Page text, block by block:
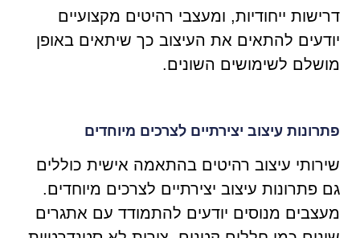
דרישות ייחודיות, ומעצבי רהיטים מקצועיים
יודעים להתאים את העיצוב כך שיתאים באופן
מושלם לשימושים השונים.
פתרונות עיצוב יצירתיים לצרכים מיוחדים
שירותי עיצוב רהיטים בהתאמה אישית כוללים
גם פתרונות עיצוב יצירתיים לצרכים מיוחדים.
מעצבים מנוסים יודעים להתמודד עם אתגרים